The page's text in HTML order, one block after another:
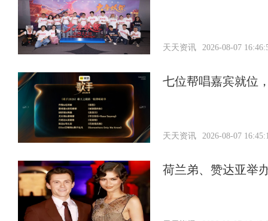
天天资讯 2026-08-07
七位帮唱嘉宾就位
天天资讯 2026-08-07
荷兰弟、赞达亚举